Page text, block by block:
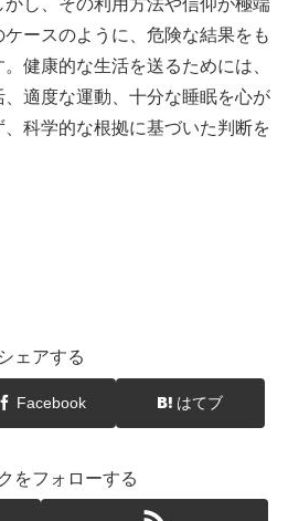
し、その利用方法や信仰が極端
ースのように、危険な結果をも
健康的な生活を送るためには、
適度な運動、十分な睡眠を心が
科学的な根拠に基づいた判断を
シェアする
Facebook はてブ
をフォローする